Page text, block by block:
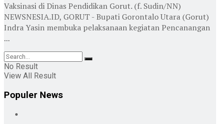
Vaksinasi di Dinas Pendidikan Gorut. (f. Sudin/NN)
NEWSNESIA.ID, GORUT - Bupati Gorontalo Utara (Gorut)
Indra Yasin membuka pelaksanaan kegiatan Pencanangan
...
No Result
View All Result
Populer News